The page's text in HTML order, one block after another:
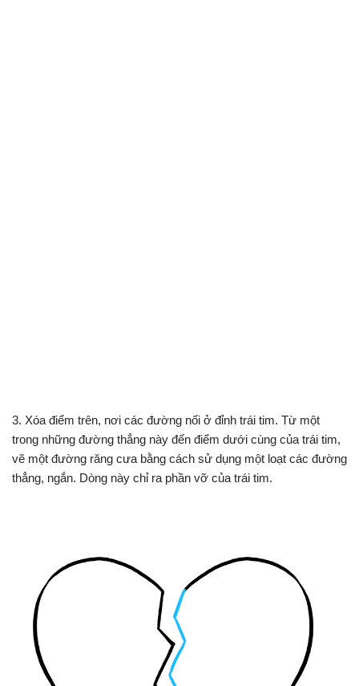
3. Xóa điểm trên, nơi các đường nối ở đỉnh trái tim. Từ một
trong những đường thẳng này đến điểm dưới cùng của trái tim,
vẽ một đường răng cưa bằng cách sử dụng một loạt các đường
thẳng, ngắn. Dòng này chỉ ra phần vỡ của trái tim.